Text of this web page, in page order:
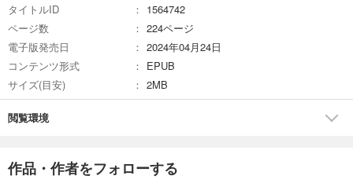
タイトルID
1564742
ページ数
224ページ
電子版発売日
2024年04月24日
コンテンツ形式
EPUB
サイズ(目安)
2MB
閲覧環境
作品・作者をフォローする